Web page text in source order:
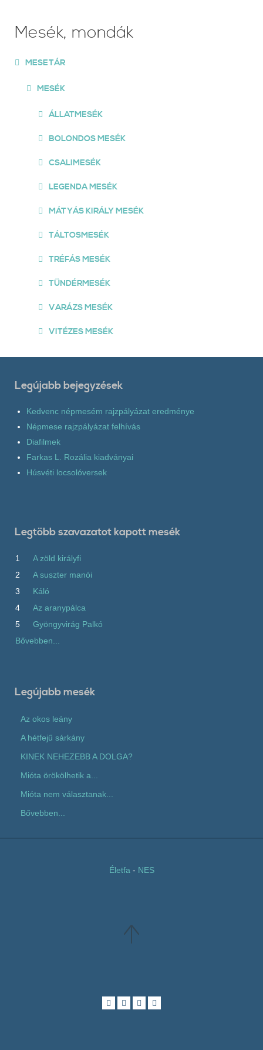
Mesék, mondák
MESETÁR
MESÉK
ÁLLATMESÉK
BOLONDOS MESÉK
CSALIMESÉK
LEGENDA MESÉK
MÁTYÁS KIRÁLY MESÉK
TÁLTOSMESÉK
TRÉFÁS MESÉK
TÜNDÉRMESÉK
VARÁZS MESÉK
VITÉZES MESÉK
Legújabb bejegyzések
Kedvenc népmesém rajzpályázat eredménye
Népmese rajzpályázat felhívás
Diafilmek
Farkas L. Rozália kiadványai
Húsvéti locsolóversek
Legtöbb szavazatot kapott mesék
1
A zöld királyfi
2
A suszter manói
3
Káló
4
Az aranypálca
5
Gyöngyvirág Palkó
Bővebben...
Legújabb mesék
Az okos leány
A hétfejű sárkány
KINEK NEHEZEBB A DOLGA?
Mióta örökölhetik a...
Mióta nem választanak...
Bővebben...
Életfa - NES